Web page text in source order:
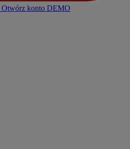
Otwórz konto DEMO